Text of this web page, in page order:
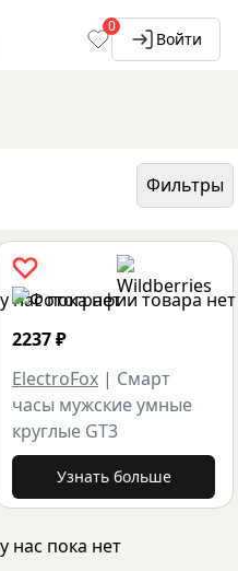
0
Войти
Фильтры
2237₽
ElectroFox | Смарт
часы мужские умные
круглые GT3
Узнать больше